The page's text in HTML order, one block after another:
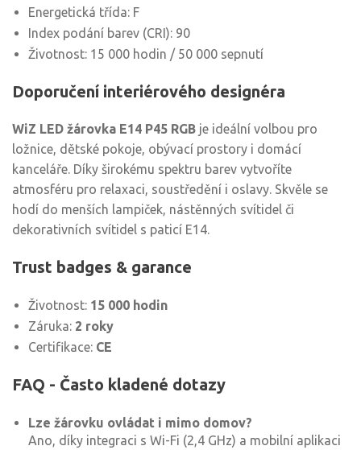
Energetická třída: F
Index podání barev (CRI): 90
Životnost: 15 000 hodin / 50 000 sepnutí
Doporučení interiérového designéra
WiZ LED žárovka E14 P45 RGB je ideální volbou pro
ložnice, dětské pokoje, obývací prostory i domácí
kanceláře. Díky širokému spektru barev vytvoříte
atmosféru pro relaxaci, soustředění i oslavy. Skvěle se
hodí do menších lampiček, nástěnných svítidel či
dekorativních svítidel s paticí E14.
Trust badges & garance
Životnost: 15 000 hodin
Záruka: 2 roky
Certifikace: CE
FAQ - Často kladené dotazy
Lze žárovku ovládat i mimo domov?
Ano, díky integraci s Wi-Fi (2,4 GHz) a mobilní aplikaci